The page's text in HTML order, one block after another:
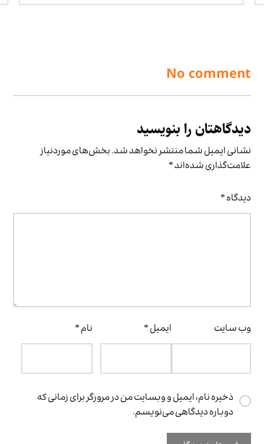
No comment
دیدگاهتان را بنویسید
نشانی ایمیل شما منتشر نخواهد شد.بخش‌های موردنیاز
علامت‌گذاری شده‌اند*
دیدگاه*
نام* ایمیل* وب‌ سایت
ذخیره نام، ایمیل و وبسایت من در مرورگر برای زمانی که
دوباره دیدگاهی می‌نویسم.